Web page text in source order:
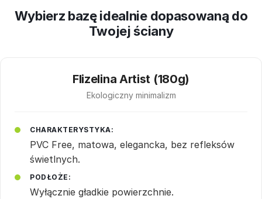
Wybierz bazę idealnie dopasowaną do
Twojej ściany
Flizelina Artist (180g)
Ekologiczny minimalizm
CHARAKTERYSTYKA:
PVC Free, matowa, elegancka, bez refleksów
świetlnych.
PODŁOŻE:
Wyłącznie gładkie powierzchnie.